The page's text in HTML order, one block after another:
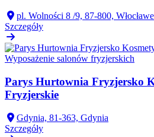
pl. Wolności 8 /9, 87-800,
Szczegóły
Wyposażenie salonów fryzjerskich
Parys Hurtownia Fryzjersko
Fryzjerskie
Gdynia, 81-363, Gdynia
Szczegóły